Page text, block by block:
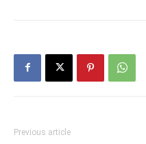
Previous article